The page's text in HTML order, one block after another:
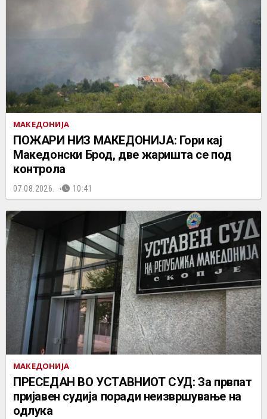
МАКЕДОНИЈА
ПОЖАРИ НИЗ МАКЕДОНИЈА: Гори кај
Македонски Брод, две жаришта се под
контрола
07.08.2026. 10:41
МАКЕДОНИЈА
ПРЕСЕДАН ВО УСТАВНИОТ СУД: За првпат
пријавен судија поради неизвршување на
одлука